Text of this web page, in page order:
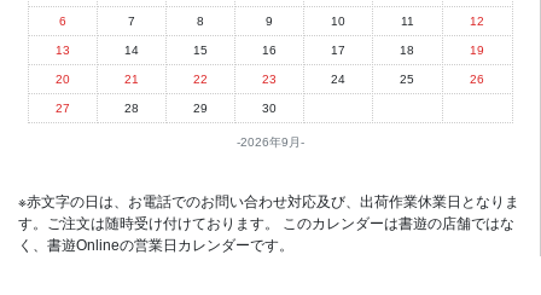
2026年9月
6 7 8 9 10 11 12
13 14 15 16 17 18 19
20 21 22 23 24 25 26
27 28 29 30
※赤文字の日は、お電話でのお問い合わせ対応及び、出荷作業休業日となりま
す。ご注文は随時受け付けております。 このカレンダーは書遊の店舗ではな
く、書遊Onlineの営業日カレンダーです。